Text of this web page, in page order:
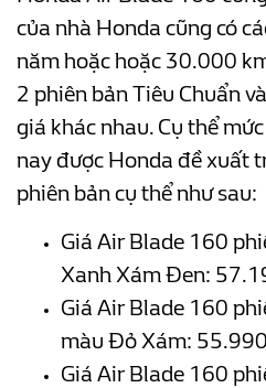
của nhà Honda cũng có
năm hoặc hoặc 30.000
2 phiên bản Tiêu Chuẩn
giá khác nhau. Cụ thể
nay được Honda đề xuất
phiên bản cụ thể như sau:
Giá Air Blade 160
Xanh Xám Đen:
Giá Air Blade 160
màu Đỏ Xám:
Giá Air Blade 160